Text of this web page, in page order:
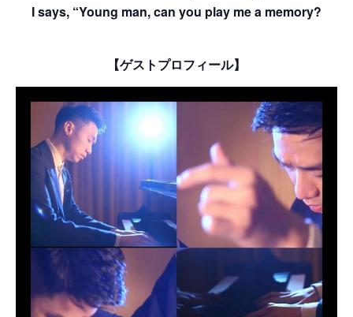
I says, “Young man, can you play me a memory?
【ゲストプロフィール】